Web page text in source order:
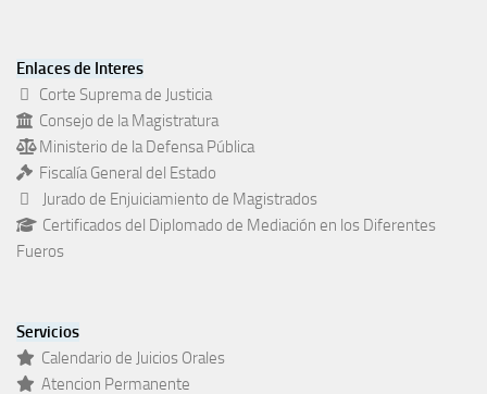
Enlaces de Interes
Corte Suprema de Justicia
Consejo de la Magistratura
Ministerio de la Defensa Pública
Fiscalía General del Estado
Jurado de Enjuiciamiento de Magistrados
Certificados del Diplomado de Mediación en los Diferentes
Fueros
Servicios
Calendario de Juicios Orales
Atencion Permanente